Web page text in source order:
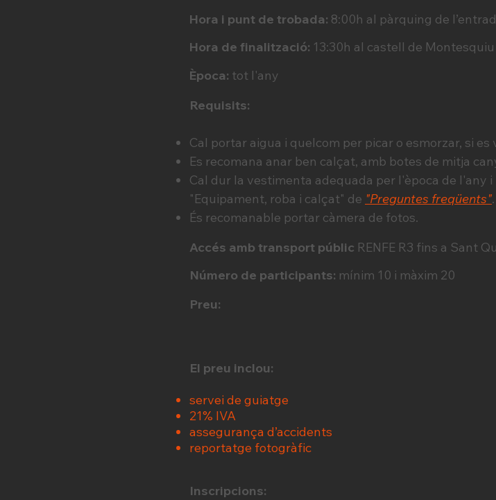
Hora i punt de trobada: 8:00h al pàrquing de
Hora de finalització: 13:30h al castell de Montesquiu
Època: tot l'any
Requisits:
Cal portar aigua i quelcom per picar o esmorzar, si es
Es recomana anar ben calçat, amb botes de mitja
Cal dur la vestimenta adequada per l'època de
"Equipament, roba i calçat" de "Preguntes freqüents".
És recomanable portar càmera de fotos.
Accés amb transport públic RENFE R3 fins a Sant
Número de participants: mínim 10 i màxim 20
Preu:
El preu inclou:
servei de guiatge
21% IVA
assegurança d’accidents
reportatge fotogràfic
Inscripcions: